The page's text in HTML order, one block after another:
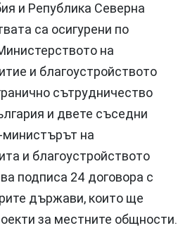
и Република Северна
са осигурени по
на
и благоустройството
сътрудничество
и двете съседни
на
и благоустройството
подписа 24 договора с
държави, които ще
за местните общности.